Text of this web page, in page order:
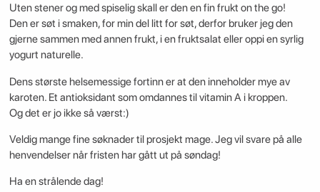
Uten stener og med spiselig skall er den en fin frukt on the go!
Den er søt i smaken, for min del litt for søt, derfor bruker jeg den
gjerne sammen med annen frukt, i en fruktsalat eller oppi en syrlig
yogurt naturelle.
Dens største helsemessige fortinn er at den inneholder mye av
karoten. Et antioksidant som omdannes til vitamin A i kroppen.
Og det er jo ikke så værst:)
Veldig mange fine søknader til prosjekt mage. Jeg vil svare på alle
henvendelser når fristen har gått ut på søndag!
Ha en strålende dag!